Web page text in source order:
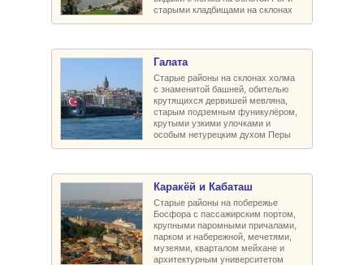
старыми кладбищами на склонах
Галата
Старые районы на склонах холма
с знаменитой башней, обителью
крутящихся дервишей мевляна,
старым подземным фуникулёром,
крутыми узкими улочками и
особым нетурецким духом Перы
Каракёй и Кабаташ
Старые районы на побережье
Босфора с пассажирским портом,
крупными паромными причалами,
парком и набережной, мечетями,
музеями, кварталом мейхане и
архитектурным университетом